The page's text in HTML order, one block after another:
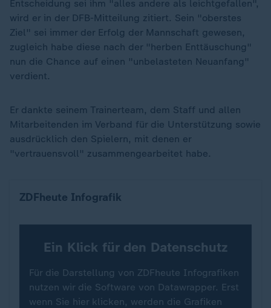
Entscheidung sei ihm "alles andere als leichtgefallen",
wird er in der DFB-Mitteilung zitiert. Sein "oberstes
Ziel" sei immer der Erfolg der Mannschaft gewesen,
zugleich habe diese nach der "herben Enttäuschung"
nun die Chance auf einen "unbelasteten Neuanfang"
verdient.
Er dankte seinem Trainerteam, dem Staff und allen
Mitarbeitenden im Verband für die Unterstützung sowie
ausdrücklich den Spielern, mit denen er
"vertrauensvoll" zusammengearbeitet habe.
ZDFheute Infografik
Ein Klick für den Datenschutz
Für die Darstellung von ZDFheute Infografiken
nutzen wir die Software von Datawrapper. Erst
wenn Sie hier klicken, werden die Grafiken